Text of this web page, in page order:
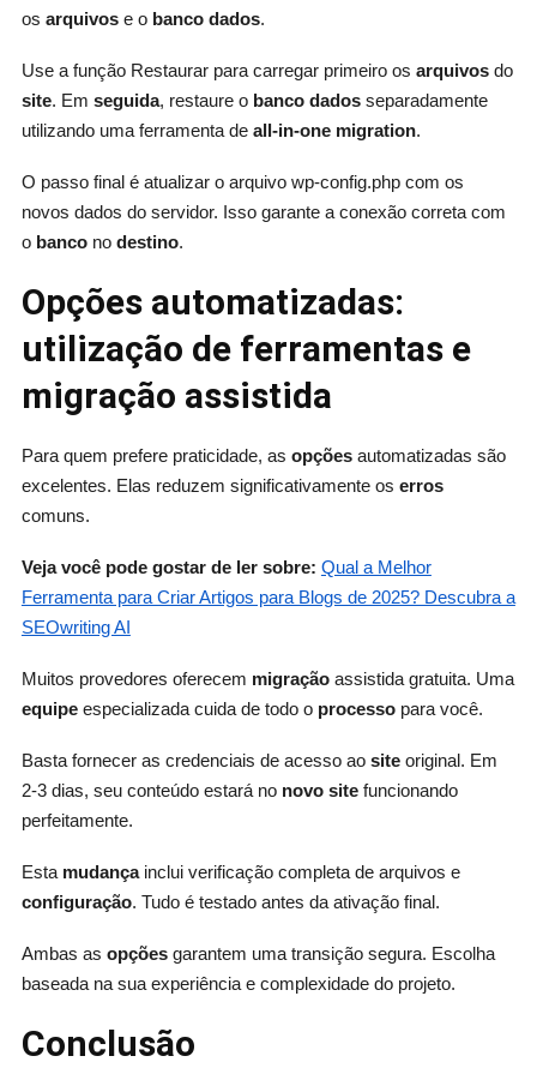
os arquivose o banco dados.
Use a função Restaurar para carregar primeiro os arquivosdo
site. Em seguida, restaure o banco dadosseparadamente
utilizando uma ferramenta de all-in-one migration.
O passo final é atualizar o arquivo wp-config.php com os
novos dados do servidor. Isso garante a conexão correta com
o bancono destino.
Opções automatizadas:
utilização de ferramentas e
migração assistida
Para quem prefere praticidade, as opçõesautomatizadas são
excelentes. Elas reduzem significativamente os erros
comuns.
Veja você pode gostar de ler sobre: Qual a Melhor
Ferramenta para Criar Artigos para Blogs de 2025? Descubra a
SEOwriting AI
Muitos provedores oferecem migraçãoassistida gratuita. Uma
equipeespecializada cuida de todo o processopara você.
Basta fornecer as credenciais de acesso ao siteoriginal. Em
2-3 dias, seu conteúdo estará no novo sitefuncionando
perfeitamente.
Esta mudançainclui verificação completa de arquivos e
configuração. Tudo é testado antes da ativação final.
Ambas as opçõesgarantem uma transição segura. Escolha
baseada na sua experiência e complexidade do projeto.
Conclusão